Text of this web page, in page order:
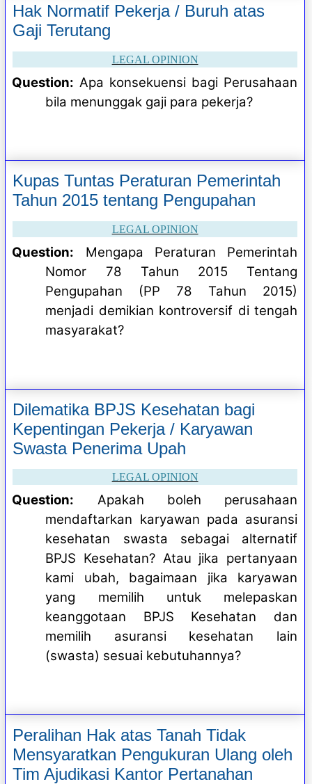
Hak Normatif Pekerja / Buruh atas
Gaji Terutang
LEGAL OPINION
Question: Apa konsekuensi bagi Perusahaan
bila menunggak gaji para pekerja?
Kupas Tuntas Peraturan Pemerintah
Tahun 2015 tentang Pengupahan
LEGAL OPINION
Question:
Mengapa Peraturan Pemerintah
Nomor 78 Tahun 2015 Tentang
Pengupahan (PP 78 Tahun 2015)
menjadi demikian kontroversif di tengah
masyarakat?
Dilematika BPJS Kesehatan bagi
Kepentingan Pekerja / Karyawan
Swasta Penerima Upah
LEGAL OPINION
Question:
Apakah boleh perusahaan
mendaftarkan karyawan pada asuransi
kesehatan swasta sebagai alternatif
BPJS Kesehatan? Atau jika pertanyaan
kami ubah, bagaimaan jika karyawan
yang memilih untuk melepaskan
keanggotaan BPJS Kesehatan dan
memilih asuransi kesehatan lain
(swasta) sesuai kebutuhannya?
Peralihan Hak atas Tanah Tidak
Mensyaratkan Pengukuran Ulang oleh
Tim Ajudikasi Kantor Pertanahan